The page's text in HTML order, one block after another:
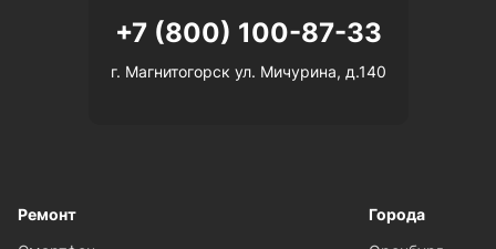
+7 (800) 100-87-33
г. Магнитогорск ул. Мичурина, д.140
Ремонт
Города